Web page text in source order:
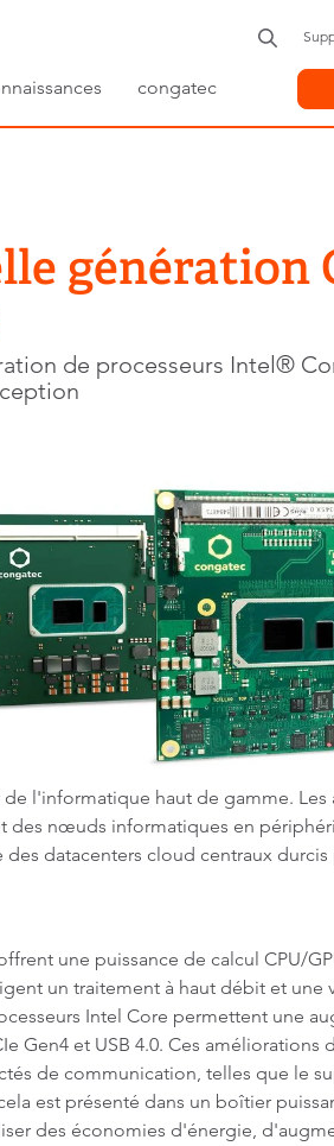
congatec
génération
de processeurs Intel®
l'informatique haut de gamme. Les
des nœuds informatiques en
datacenters cloud centraux
une puissance de calcul CPU/
un traitement à haut débit et une
Intel Core permettent une
Gen4 et USB 4.0. Ces améliorations
de communication, telles que le
est présenté dans un boîtier
des économies d'énergie,